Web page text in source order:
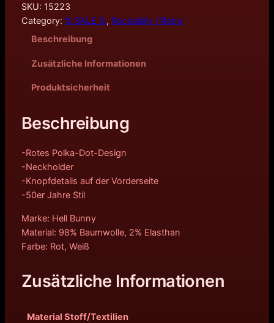
l
e
r
r
e
i
w
a
r
:
9
SKU: 15223
Category: % SALE %, Rockabilly / Retro
Beschreibung
Zusätzliche Informationen
Produktsicherheit
Beschreibung
-Rotes Polka-Dot-Design
-Neckholder
-Knopfdetails auf der Vorderseite
-50er Jahre Stil
Marke: Hell Bunny
Material: 98% Baumwolle, 2% Elasthan
Farbe: Rot, Weiß
Zusätzliche Informationen
Material Stoff/Textilien